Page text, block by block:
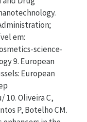
em:
science-
9. European
European
10. Oliveira C,
P, Botelho CM.